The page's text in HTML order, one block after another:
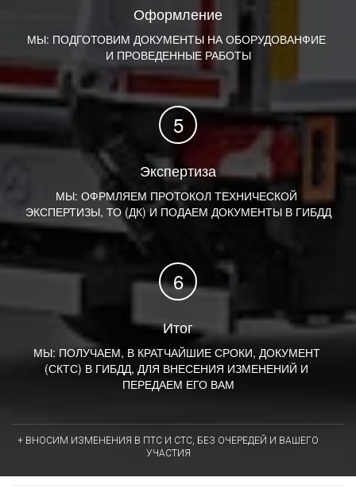
Оформление
МЫ: ПОДГОТОВИМ ДОКУМЕНТЫ НА ОБОРУДОВАНФИЕ
И ПРОВЕДЕННЫЕ РАБОТЫ
Экспертиза
МЫ: ОФРМЛЯЕМ ПРОТОКОЛ ТЕХНИЧЕСКОЙ
ЭКСПЕРТИЗЫ, ТО (ДК) И ПОДАЕМ ДОКУМЕНТЫ В ГИБДД
Итог
МЫ: ПОЛУЧАЕМ, В КРАТЧАЙШИЕ СРОКИ, ДОКУМЕНТ
(СКТС) В ГИБДД, ДЛЯ ВНЕСЕНИЯ ИЗМЕНЕНИЙ И
ПЕРЕДАЕМ ЕГО ВАМ
+ ВНОСИМ ИЗМЕНЕНИЯ В ПТС И СТС, БЕЗ ОЧЕРЕДЕЙ И ВАШЕГО
УЧАСТИЯ